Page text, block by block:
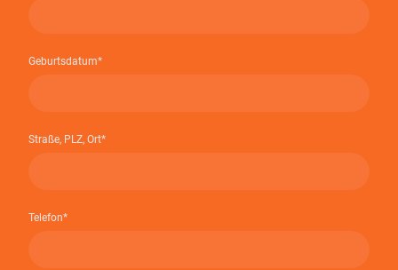
Geburtsdatum*
Straße, PLZ, Ort*
Telefon*